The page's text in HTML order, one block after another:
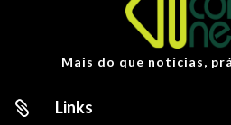
Mais do que notícias,
 Links